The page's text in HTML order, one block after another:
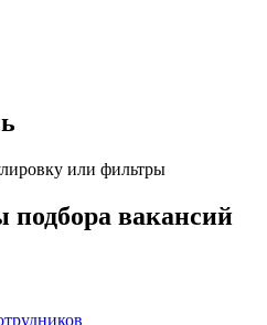
или фильтры
вакансий